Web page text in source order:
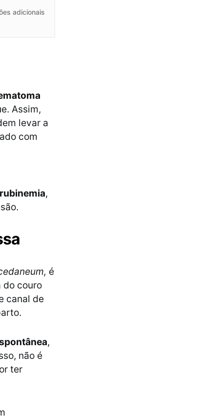
adicionais
Assim,
levar a
com
,
é
do couro
canal de
,
não é
ter